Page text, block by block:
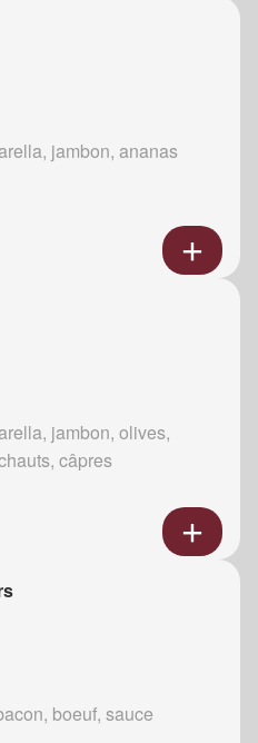
jambon, ananas
jambon, olives,
câpres
boeuf, sauce